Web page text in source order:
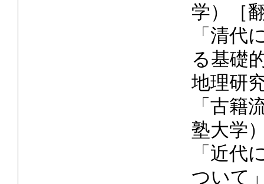
学）［
「清代
る基礎
地理研
「古
塾大学
「近代
ついて